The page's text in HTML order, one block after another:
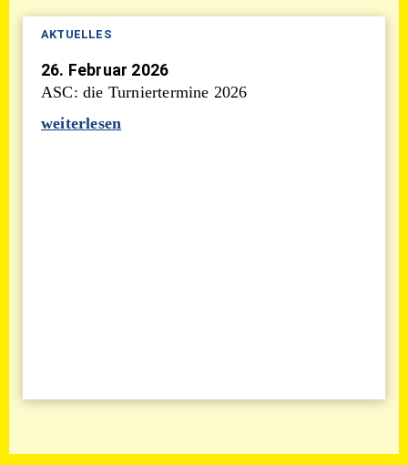
AKTUELLES
26. Februar 2026
ASC: die Turniertermine 2026
weiterlesen